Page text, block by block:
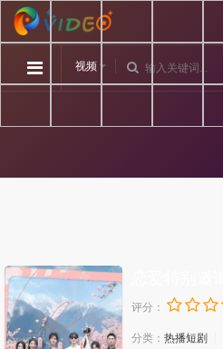
视频
评分：
分类： 热播短剧